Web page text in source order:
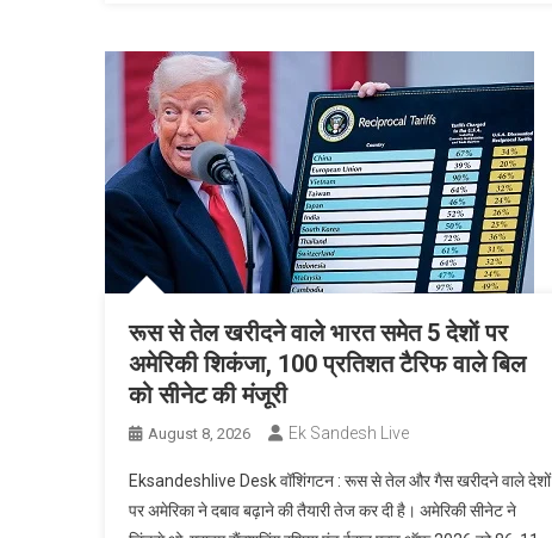
रूस से तेल खरीदने वाले भारत समेत 5 देशाें पर
अमेरिकी शिकंजा, 100 प्रतिशत टैरिफ वाले बिल
को सीनेट की मंजूरी
August 8, 2026 Ek Sandesh Live
Eksandeshlive Desk वॉशिंगटन : रूस से तेल और गैस खरीदने वाले देशों
पर अमेरिका ने दबाव बढ़ाने की तैयारी तेज कर दी है। अमेरिकी सीनेट ने